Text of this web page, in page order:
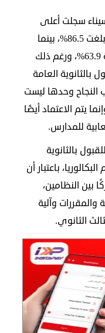
سجلت أعلى
نسبة نجاح على مستوى الجمهورية بلغت 86.5%، بينما
جاءت أسوان في المركز الأخير بنسبة 63.9%، ورغم ذلك
بالثانوية العامة
النجاح وحدها ليست
يتم الاعتماد أيضًا
للمدارس.
بالثانوية
باعتبار أن
بين النظامين،
والمقررات وآلية
الثانوي.